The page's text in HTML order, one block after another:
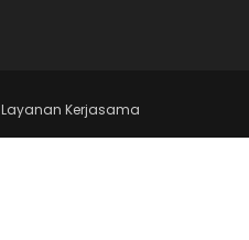
Layanan Kerjasama